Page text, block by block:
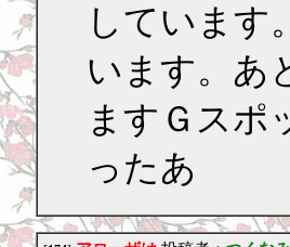
しています
います。あ
ますＧスポ
ったあ